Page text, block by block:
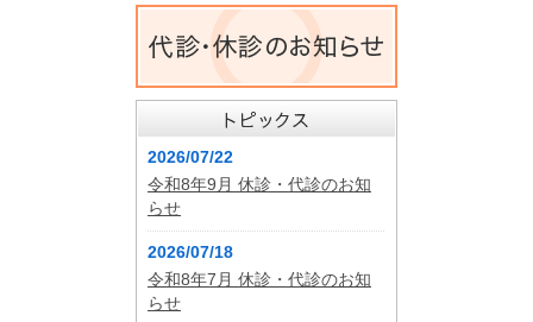
2026/07/22
令和8年9月 休診・代診のお知
らせ
2026/07/18
令和8年7月 休診・代診のお知
らせ